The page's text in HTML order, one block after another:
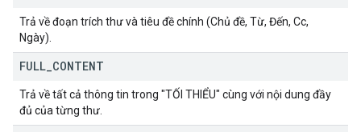
Trả về đoạn trích thư và tiêu đề chính (Chủ đề, Từ, Đến, Cc,
Ngày).
FULL CONTENT
Trả về tất cả thông tin trong "TỐI THIỂU" cùng với nội dung đầy
đủ của từng thư.